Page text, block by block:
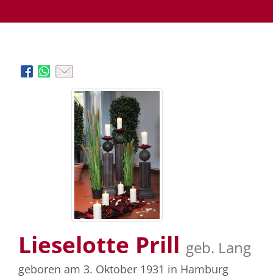
Lieselotte Prill geb. Lang
geboren am 3. Oktober 1931 in Hamburg